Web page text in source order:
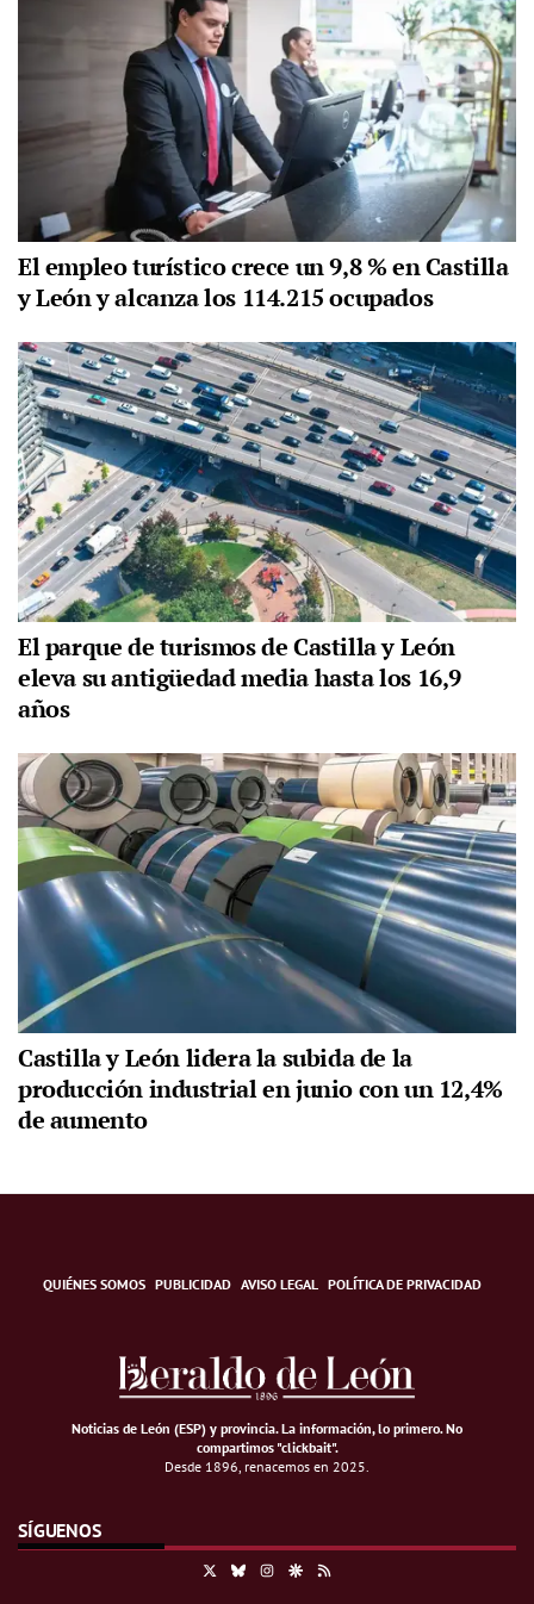
El empleo turístico crece un 9,8 % en Castilla
y León y alcanza los 114.215 ocupados
El parque de turismos de Castilla y León
eleva su antigüedad media hasta los 16,9
años
Castilla y León lidera la subida de la
producción industrial en junio con un 12,4%
de aumento
QUIÉNES SOMOS PUBLICIDAD AVISO LEGAL POLÍTICA DE PRIVACIDAD
Noticias de León (ESP) y provincia. La información, lo primero.No
compartimos "clickbait".
Desde 1896, renacemos en 2025.
SÍGUENOS
BlueskyInstagramGoogle Discover